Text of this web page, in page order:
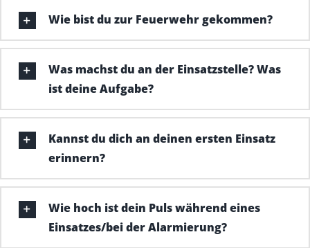
Wie bist du zur Feuerwehr gekommen?
Was machst du an der Einsatzstelle? Was
ist deine Aufgabe?
Kannst du dich an deinen ersten Einsatz
erinnern?
Wie hoch ist dein Puls während eines
Einsatzes/bei der Alarmierung?